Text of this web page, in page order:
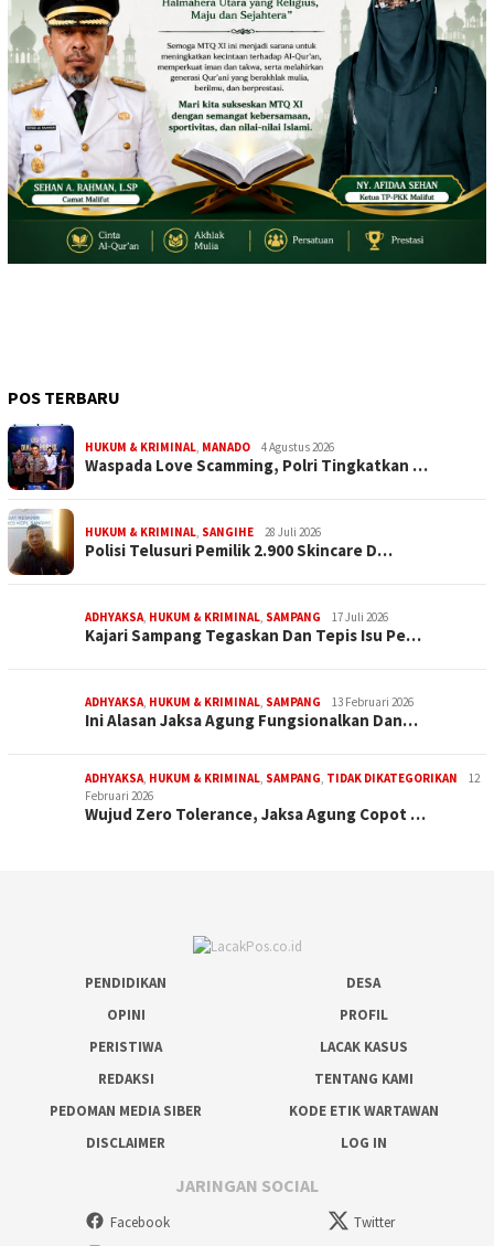
POS TERBARU
HUKUM & KRIMINAL, MANADO 4 Agustus 2026
Waspada Love Scamming, Polri Tingkatkan …
HUKUM & KRIMINAL, SANGIHE 28 Juli 2026
Polisi Telusuri Pemilik 2.900 Skincare D…
ADHYAKSA, HUKUM & KRIMINAL, SAMPANG 17 Juli 2026
Kajari Sampang Tegaskan Dan Tepis Isu Pe…
ADHYAKSA, HUKUM & KRIMINAL, SAMPANG 13 Februari 2026
Ini Alasan Jaksa Agung Fungsionalkan Dan…
ADHYAKSA, HUKUM & KRIMINAL, SAMPANG, TIDAK DIKATEGORIKAN
12
Februari 2026
Wujud Zero Tolerance, Jaksa Agung Copot …
PENDIDIKAN
DESA
OPINI
PROFIL
PERISTIWA
LACAK KASUS
REDAKSI
TENTANG KAMI
PEDOMAN MEDIA SIBER
KODE ETIK WARTAWAN
DISCLAIMER
LOG IN
JARINGAN SOCIAL
Facebook
Twitter